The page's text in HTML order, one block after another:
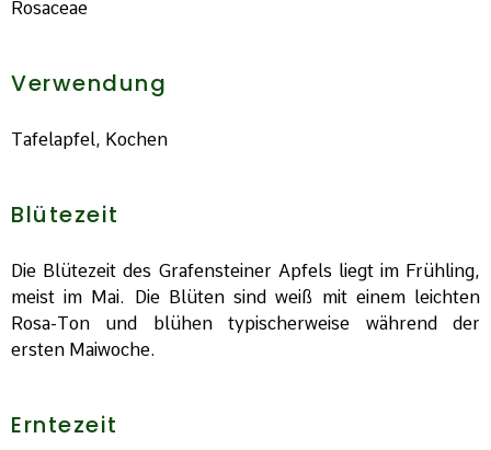
Rosaceae
Verwendung
Tafelapfel, Kochen
Blütezeit
Die Blütezeit des Grafensteiner Apfels liegt im Frühling,
meist im Mai. Die Blüten sind weiß mit einem leichten
Rosa-Ton und blühen typischerweise während der
ersten Maiwoche.
Erntezeit